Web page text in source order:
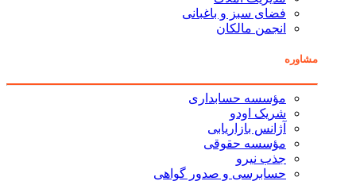
فضای سبز و باغبانی
انجمن مالکان
مشاوره
مؤسسه حسابداری
شریک اودو
آژانس بازاریابی
مؤسسه حقوقی
جذب نیرو
حسابرسی و صدور گواهی